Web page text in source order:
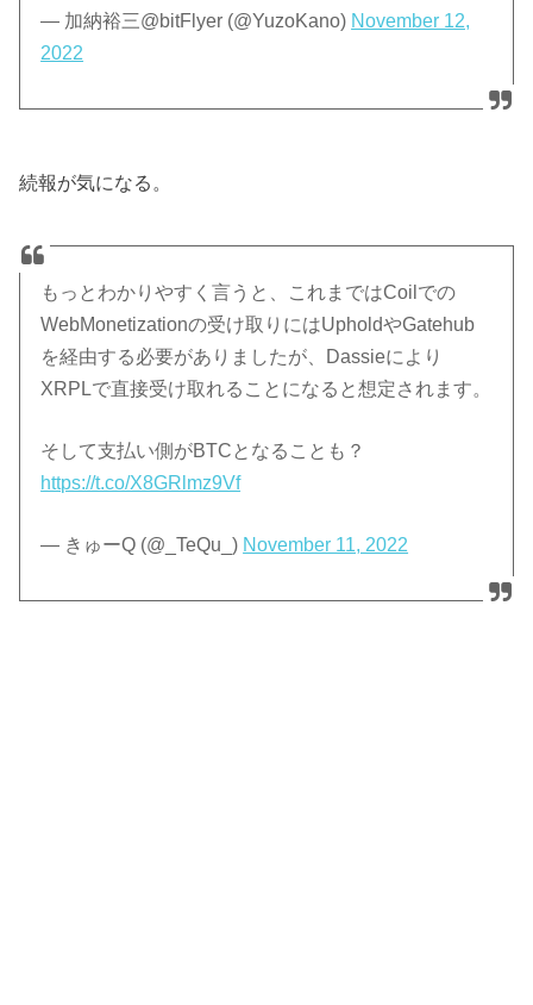
— 加納裕三@bitFlyer (@YuzoKano) November 12,
2022
続報が気になる。
もっとわかりやすく言うと、これまではCoilでの
WebMonetizationの受け取りにはUpholdやGatehub
を経由する必要がありましたが、Dassieにより
XRPLで直接受け取れることになると想定されます。
そして支払い側がBTCとなることも？
https://t.co/X8GRlmz9Vf
— きゅーQ (@_TeQu_) November 11, 2022